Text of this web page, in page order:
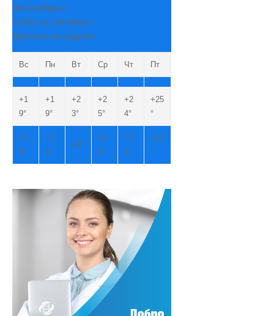
Лесосибирск
Суббота, 08 Август
Прогноз на неделю
Вс Пн Вт Ср Чт Пт
+1
9°
+1
9°
+2
3°
+2
5°
+2
4°
+25
°
+1
0°
+1
0°
+9°
+1
2°
+1
3°
+12
°